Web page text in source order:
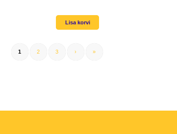
Lisa korvi
1 2 3 › »